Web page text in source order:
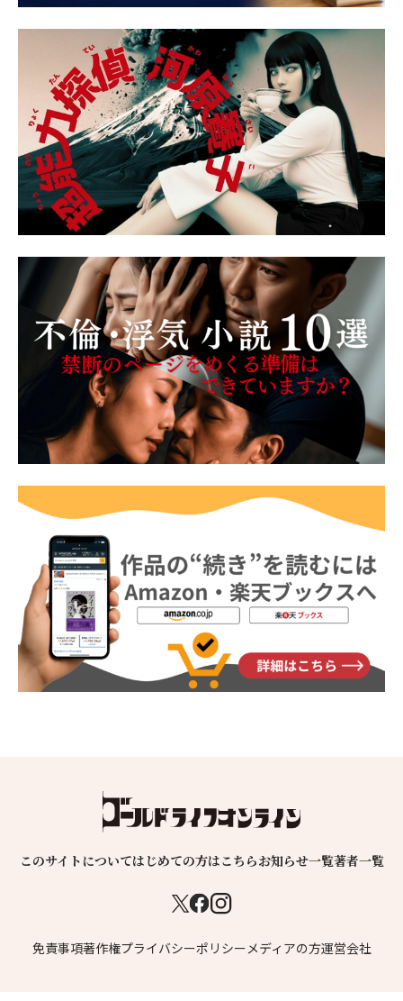
このサイトについてはじめての方はこちらお知らせ一覧著者一覧
免責事項著作権プライバシーポリシーメディアの方運営会社